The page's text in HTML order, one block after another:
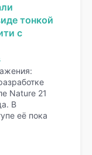
тонкой
с
Nature 21
В
её пока